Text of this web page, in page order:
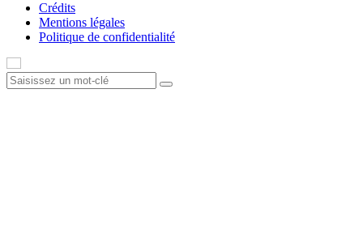
Crédits
Mentions légales
Politique de confidentialité